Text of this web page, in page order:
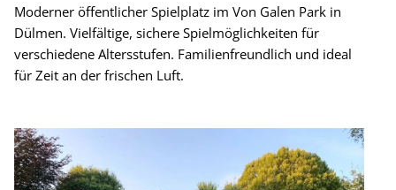
Moderner öffentlicher Spielplatz im Von Galen Park in
Dülmen. Vielfältige, sichere Spielmöglichkeiten für
verschiedene Altersstufen. Familienfreundlich und ideal
für Zeit an der frischen Luft.